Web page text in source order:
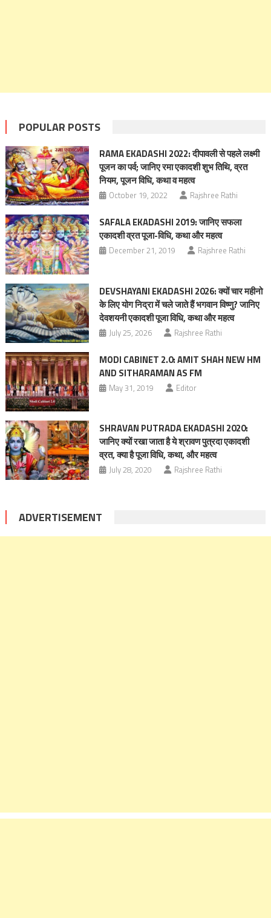
POPULAR POSTS
RAMA EKADASHI 2022: दीपावली से पहले लक्ष्मी
पूजन का पर्व; जानिए रमा एकादशी शुभ तिथि, व्रत
नियम, पूजन विधि, कथा व महत्‍व
October 19, 2022 Rajshree Rathi
SAFALA EKADASHI 2019: जानिए सफला
एकादशी व्रत पूजा-विधि, कथा और महत्‍व
December 21, 2019 Rajshree Rathi
DEVSHAYANI EKADASHI 2026: क्यों चार महीनो
के लिए योग निद्रा में चले जाते हैं भगवान विष्णु? जानिए
देवशयनी एकादशी पूजा विधि, कथा और महत्व
July 25, 2026 Rajshree Rathi
MODI CABINET 2.0: AMIT SHAH NEW HM
AND SITHARAMAN AS FM
May 31, 2019 Editor
SHRAVAN PUTRADA EKADASHI 2020:
जानिए क्यों रखा जाता है ये श्रावण पुत्रदा एकादशी
व्रत, क्या है पूजा विधि, कथा, और महत्व
July 28, 2020 Rajshree Rathi
ADVERTISEMENT